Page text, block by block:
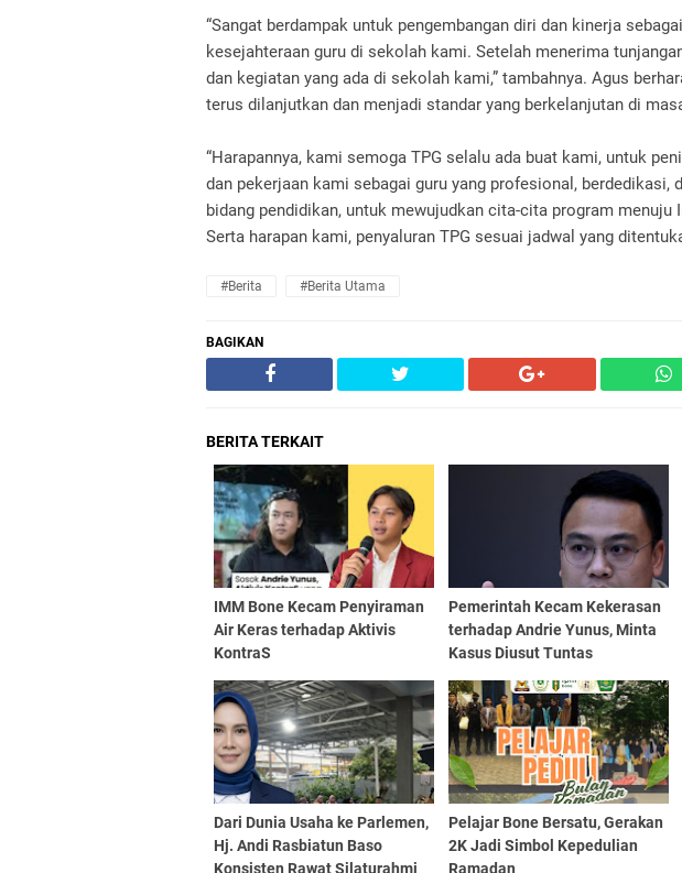
“Sangat berdampak untuk pengembangan diri dan kinerja
kesejahteraan guru di sekolah kami. Setelah menerima
dan kegiatan yang ada di sekolah kami,” tambahnya. Agus
terus dilanjutkan dan menjadi standar yang berkelanjutan di
“Harapannya, kami semoga TPG selalu ada buat kami, untuk
dan pekerjaan kami sebagai guru yang profesional, berdedikasi,
bidang pendidikan, untuk mewujudkan cita-cita program menuju
Serta harapan kami, penyaluran TPG sesuai jadwal yang
#Berita #Berita Utama
BAGIKAN
BERITA TERKAIT
IMM Bone Kecam Penyiraman
Air Keras terhadap Aktivis
KontraS
Pemerintah Kecam Kekerasan
terhadap Andrie Yunus, Minta
Kasus Diusut Tuntas
Dari Dunia Usaha ke Parlemen,
Hj. Andi Rasbiatun Baso
Konsisten Rawat Silaturahmi
Pelajar Bone Bersatu, Gerakan
2K Jadi Simbol Kepedulian
Ramadan